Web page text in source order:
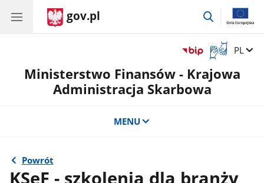
gov.pl
przejdź
Otwórz
okno
z
tłumaczem
Zmień
PL
Ministerstwo Finansów - Krajowa
Administracja Skarbowa
MENU
Powrót
KSeF - szkolenia dla branży